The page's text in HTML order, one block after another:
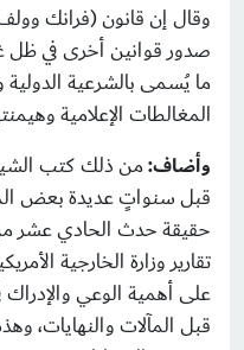
وقال إن قانون (فرانك
صدور قوانين أخرى في ظل
ما يُسمى بالشرعية الدولية
المغالطات الإعلامية
وأضاف:من ذلك كتب
قبل سنواتٍ عديدة بعض
تقارير وزارة الخارجية
على أهمية الوعي والإدراك
قبل المآلات والنهايات،